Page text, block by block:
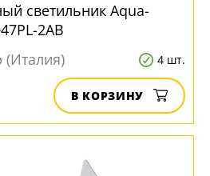
светильник Aqua-
2AB
(Италия)
4 шт.
В КОРЗИНУ